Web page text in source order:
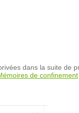
dans la suite de
de confinement